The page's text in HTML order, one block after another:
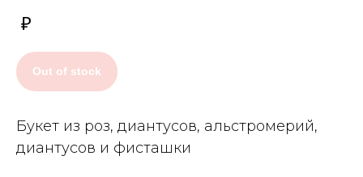
₽
Out of stock
Букет из роз, диантусов, альстромерий,
диантусов и фисташки